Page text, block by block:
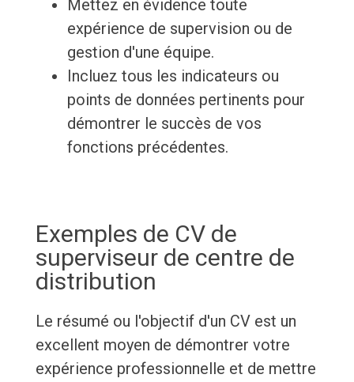
Mettez en évidence toute
expérience de supervision ou de
gestion d'une équipe.
Incluez tous les indicateurs ou
points de données pertinents pour
démontrer le succès de vos
fonctions précédentes.
Exemples de CV de
superviseur de centre de
distribution
Le résumé ou l'objectif d'un CV est un
excellent moyen de démontrer votre
expérience professionnelle et de mettre